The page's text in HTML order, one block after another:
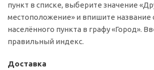
пункт в списке, выберите значение
местоположение» и впишите название
населённого пункта в графу «Город».
правильный индекс.
Доставка